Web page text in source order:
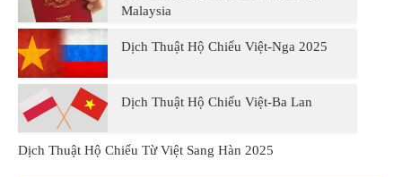
Malaysia
Dịch Thuật Hộ Chiếu Việt-Nga 2025
Dịch Thuật Hộ Chiếu Việt-Ba Lan
Dịch Thuật Hộ Chiếu Từ Việt Sang Hàn 2025